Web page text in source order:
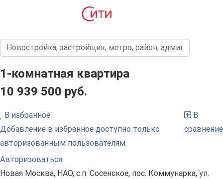
1-комнатная квартира
10 939 500 руб.
В избранное
Добавление в избранное доступно только
авторизованным пользователям.
Авторизоваться
В
сравнение
Новая Москва, НАО, с.п. Сосенское, пос. Коммунарка, ул.